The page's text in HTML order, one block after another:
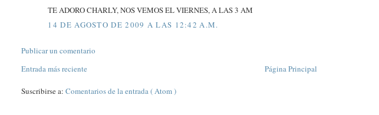
TE ADORO CHARLY, NOS VEMOS EL VIERNES, A LAS 3 AM
14 DE AGOSTO DE 2009 A LAS 12:42 A.M.
Publicar un comentario
Entrada más reciente
Página Principal
Suscribirse a:Comentarios de la entrada ( Atom )